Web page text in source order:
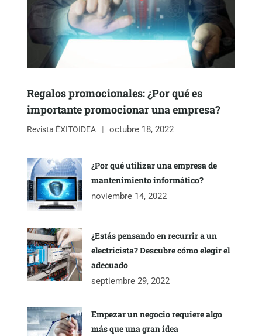
Schaeffler mejora su rentabilidad en el primer semestre de 2026
NOVA: innovación y diseño que transforman espacios de la
mano de Tormo Franquicias
Regalos promocionales: ¿Por qué es
importante promocionar una empresa?
Revista ÉXITOIDEA octubre 18, 2022
¿Por qué utilizar una empresa de
mantenimiento informático?
noviembre 14, 2022
¿Estás pensando en recurrir a un
electricista? Descubre cómo elegir el
adecuado
septiembre 29, 2022
Empezar un negocio requiere algo
más que una gran idea